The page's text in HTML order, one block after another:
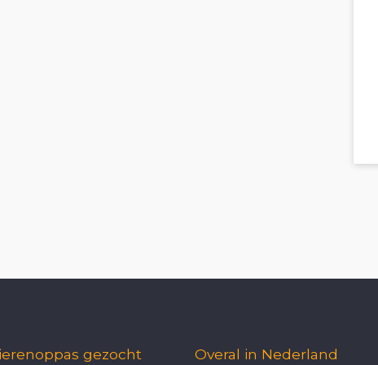
gezocht Overal in Nederland